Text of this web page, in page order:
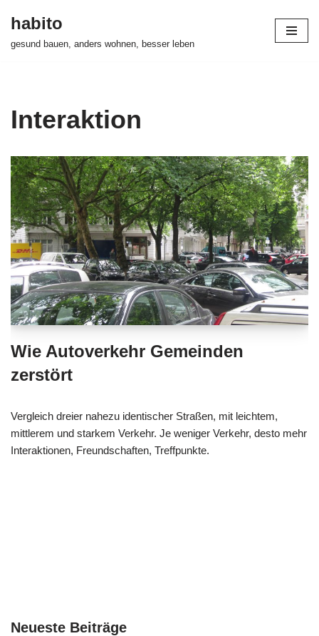
habito
gesund bauen, anders wohnen, besser leben
Interaktion
Wie Autoverkehr Gemeinden
zerstört
Vergleich dreier nahezu identischer Straßen, mit leichtem,
mittlerem und starkem Verkehr. Je weniger Verkehr, desto mehr
Interaktionen, Freundschaften, Treffpunkte.
Neueste Beiträge